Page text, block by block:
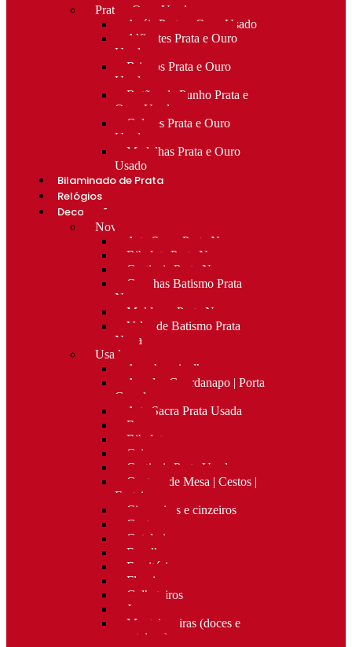
Prata e Ouro Usado
Anéis Prata e Ouro Usado
Alfinetes Prata e Ouro
Usado
Brincos Prata e Ouro
Usado
Botões de Punho Prata e
Ouro Usado
Colares Prata e Ouro
Usado
Medalhas Prata e Ouro
Usado
Bilaminado de Prata
Relógios
Decoração
Novo
Arte Sacra Prata Nova
Bibelots Prata Nova
Castiçais Prata Nova
Conchas Batismo Prata
Nova
Molduras Prata Nova
Velas de Batismo Prata
Nova
Usado
Apanha migalhas
Argolas Guardanapo | Porta
Guardanapos
Arte Sacra Prata Usada
Bar
Bibelots
Caixas
Castiçais Prata Usada
Centros de Mesa | Cestos |
Fruteiras
Cigarreiras e cinzeiros
Costura
Cutelaria
Espelhos
Escritório
Floreiras
Galheteiros
Jarras
Manteigueiras (doces e
manteigas)